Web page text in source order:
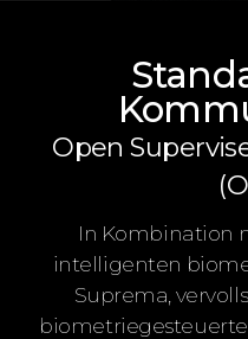
Open
In Kombination
intelligenten
Suprema,